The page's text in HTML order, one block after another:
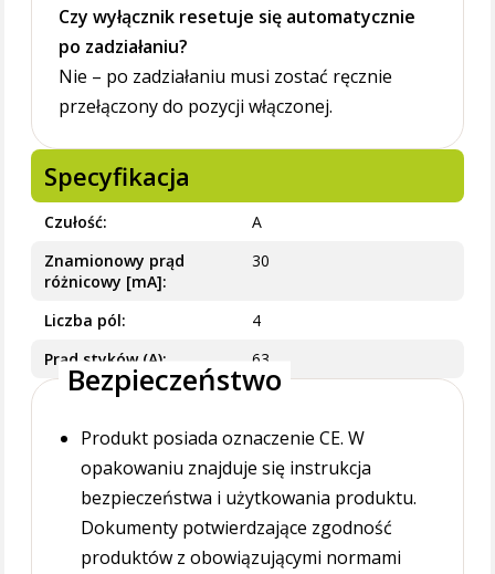
Czy wyłącznik resetuje się automatycznie
po zadziałaniu?
Nie – po zadziałaniu musi zostać ręcznie
przełączony do pozycji włączonej.
Specyfikacja
Czułość
A
Znamionowy prąd
różnicowy [mA]
30
Liczba pól
4
Prąd styków (A)
63
Bezpieczeństwo
Produkt posiada oznaczenie CE. W
opakowaniu znajduje się instrukcja
bezpieczeństwa i użytkowania produktu.
Dokumenty potwierdzające zgodność
produktów z obowiązującymi normami